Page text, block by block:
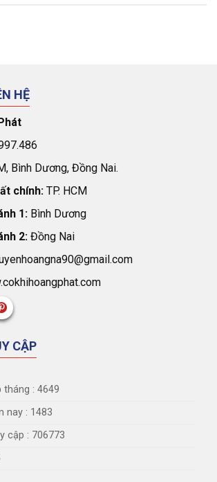
HỆ
Bình Dương, Đồng Nai.
chính:TP. HCM
1:Bình Dương
2:Đồng Nai
CẬP
tháng : 4649
nay : 1483
cập : 706773